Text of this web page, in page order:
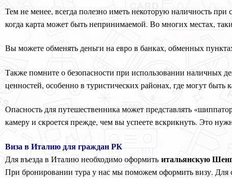
Тем не менее, всегда полезно иметь некоторую наличность
когда карта может быть непринимаемой. Во многих местах,
Вы можете обменять деньги на евро в банках, обменных
Также помните о безопасности при использовании наличных
ценностей, особенно в туристических районах, где могут
Опасность для путешественника может представлять
камеру и скроется прежде, чем вы успеете вскрикнуть. Это
Виза в Италию для граждан РК
Для въезда в Италию необходимо оформить итальянскую
При бронировании тура у нас мы поможем оформить визу. Для